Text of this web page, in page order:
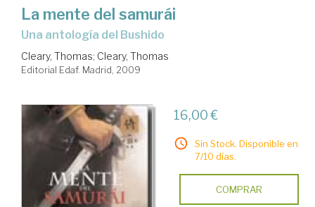
La mente del samurái
una antología del Bushido
Cleary, Thomas; Cleary, Thomas
Editorial Edaf. Madrid, 2009
16,00 €
Sin Stock. Disponible en
7/10 días.
COMPRAR